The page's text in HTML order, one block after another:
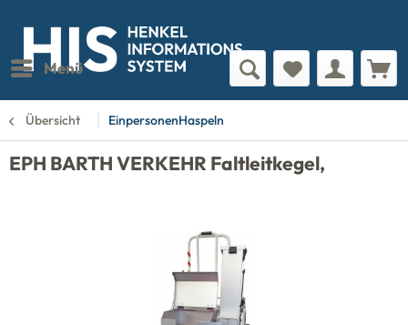
Menü
Übersicht EinpersonenHaspeln
EPH BARTH VERKEHR Faltleitkegel,